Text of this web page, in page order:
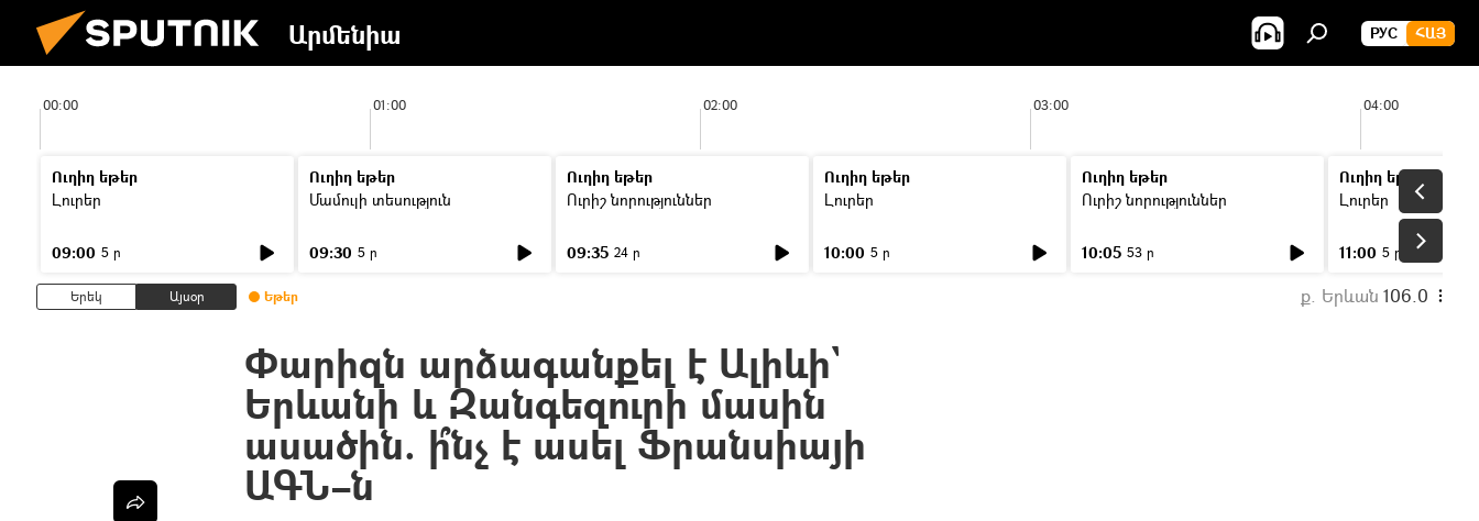
Արմենիա РУС ՀԱՅ
00:00 01:00 02:00 03:00 04:00
Ուղիղ եթեր
Լուրեր
09:00 5 ր
Ուղիղ եթեր
Մամուլի տեսություն
09:30 5 ր
Ուղիղ եթեր
Ուրիշ նորություններ
09:35 24 ր
Ուղիղ եթեր
Լուրեր
10:00 5 ր
Ուղիղ եթեր
Ուրիշ նորություններ
10:05 53 ր
Ուղիղ եթեր
Լուրեր
11:00 5 ր
Երեկ Այսօր Եթեր ք. Երևան 106.0
Փարիզն արձագանքել է Ալիևի`
Երևանի և Զանգեզուրի մասին
ասածին. ի՞նչ է ասել Ֆրանսիայի
ԱԳՆ–ն